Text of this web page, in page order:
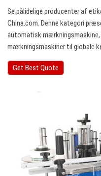
Se pålidelige producenter af
China.com. Denne kategori
automatisk
mærkningsmaskiner til globale
Get Best Quote